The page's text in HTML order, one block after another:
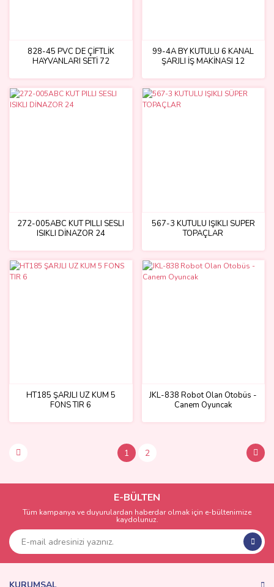
828-45 PVC DE ÇİFTLİK
HAYVANLARI SETİ 72
99-4A BY KUTULU 6 KANAL
ŞARJLI İŞ MAKİNASI 12
272-005ABC KUT PILLI SESLI
ISIKLI DİNAZOR 24
567-3 KUTULU IŞIKLI SÜPER
TOPAÇLAR
HT185 ŞARJLI UZ KUM 5
FONS TIR 6
JKL-838 Robot Olan Otobüs -
Canem Oyuncak
1 2
E-BÜLTEN
Tüm kampanya ve duyurulardan haberdar olmak için e-bültenimize
kaydolunuz.